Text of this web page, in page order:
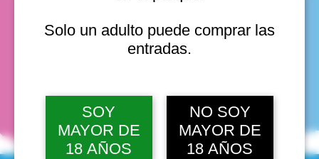
Solo un adulto puede comprar las
entradas.
SOY
MAYOR DE
18 AÑOS
NO SOY
MAYOR DE
18 AÑOS
Ver 20
fechas